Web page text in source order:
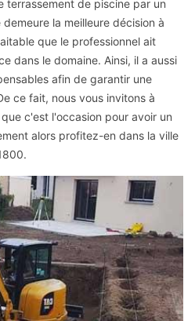
terrassement de piscine par un
la meilleure décision à
que le professionnel ait
dans le domaine. Ainsi, il a aussi
afin de garantir une
ce fait, nous vous invitons à
c'est l'occasion pour avoir un
alors profitez-en dans la ville